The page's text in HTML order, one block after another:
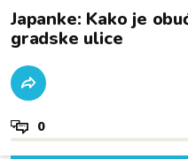
Japanke: Kako je
gradske ulice
0